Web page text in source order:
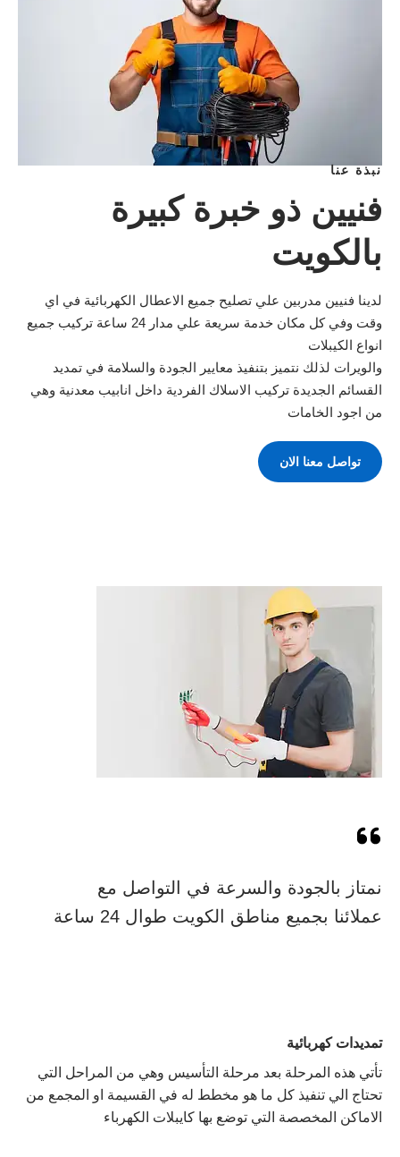
نبذة عنا
فنيين ذو خبرة كبيرة
بالكويت
لدينا فنيين مدربين علي تصليح جميع الاعطال الكهربائية في اي
وقت وفي كل مكان خدمة سريعة علي مدار 24 ساعة تركيب جميع
انواع الكيبلات
والويرات لذلك نتميز بتنفيذ معايير الجودة والسلامة في تمديد
القسائم الجديدة تركيب الاسلاك الفردية داخل انابيب معدنية وهي
من اجود الخامات
تواصل معنا الان
نمتاز بالجودة والسرعة في التواصل مع
عملائنا بجميع مناطق الكويت طوال 24 ساعة
تمديدات كهربائية
تأتي هذه المرحلة بعد مرحلة التأسيس وهي من المراحل التي
تحتاج الي تنفيذ كل ما هو مخطط له في القسيمة او المجمع من
الاماكن المخصصة التي توضع بها كايبلات الكهرباء